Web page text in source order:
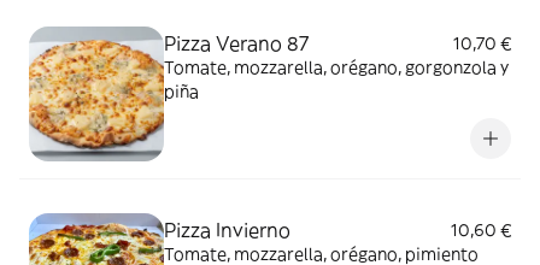
Pizza Verano 87
10,70 €
Tomate, mozzarella, orégano, gorgonzola y
piña
Pizza Invierno
10,60 €
Tomate, mozzarella, orégano, pimiento